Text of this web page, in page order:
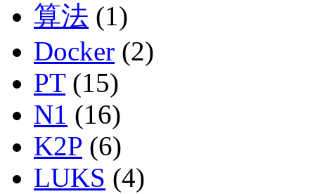
算法 (1)
Docker (2)
PT(15)
N1 (16)
K2P (6)
LUKS (4)